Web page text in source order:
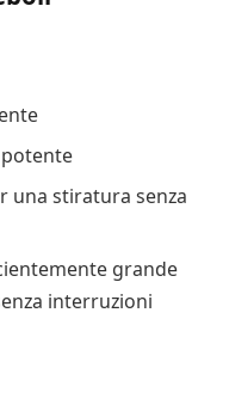
una stiratura senza
grande
interruzioni